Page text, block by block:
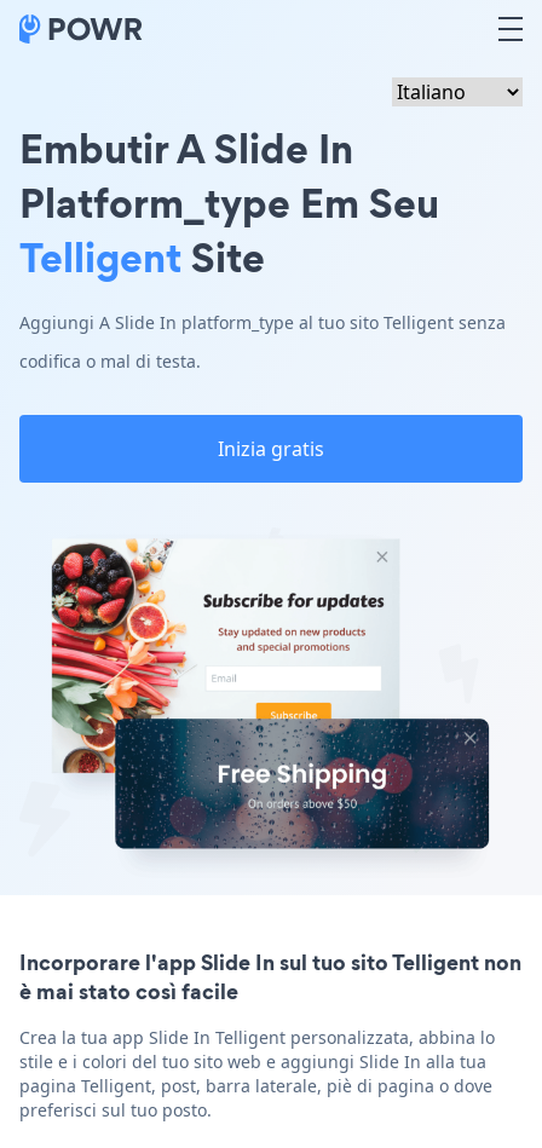
Embutir A Slide In
Platform_type Em Seu
TelligentSite
Aggiungi A Slide In platform_type al tuo sito Telligent senza
codifica o mal di testa.
Inizia gratis
Incorporare l'app Slide In sul tuo sito Telligent non
è mai stato così facile
Crea la tua app Slide In Telligent personalizzata, abbina lo
stile e i colori del tuo sito web e aggiungi Slide In alla tua
pagina Telligent, post, barra laterale, piè di pagina o dove
preferisci sul tuo posto.